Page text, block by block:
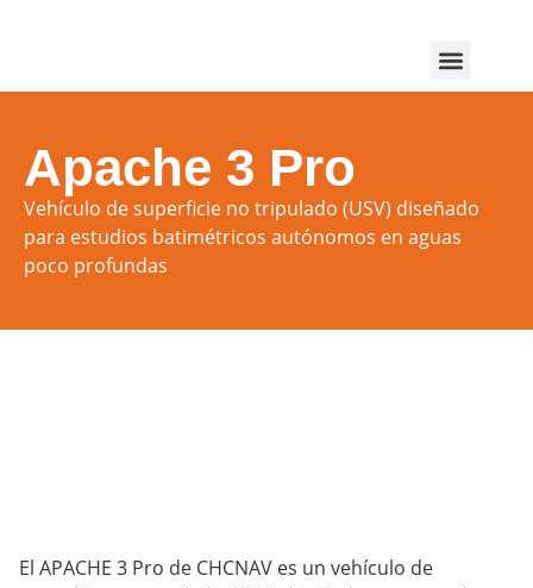
Apache 3 Pro
Vehículo de superficie no tripulado (USV) diseñado
para estudios batimétricos autónomos en aguas
poco profundas
El APACHE 3 Pro de CHCNAV es un vehículo de